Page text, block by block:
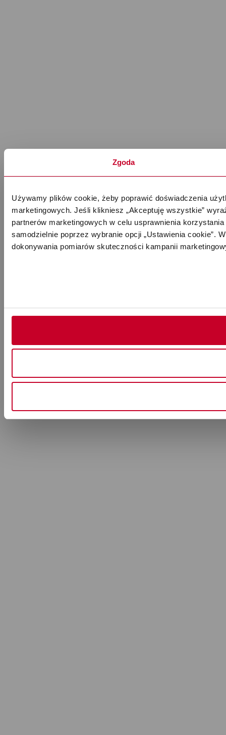
Zgoda
Używamy plików cookie, żeby poprawić doświadczenia
marketingowych. Jeśli klikniesz „Akceptuję wszystkie”
partnerów marketingowych w celu usprawnienia
samodzielnie poprzez wybranie opcji „Ustawienia cookie”.
dokonywania pomiarów skuteczności kampanii